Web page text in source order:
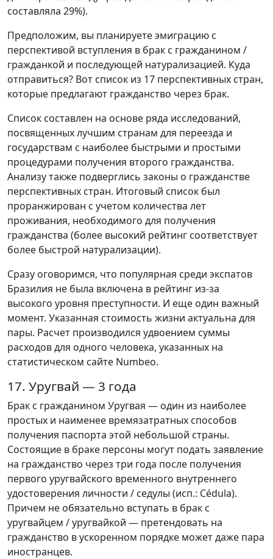
составляла 29%).
Предположим, вы планируете эмиграцию с
перспективой вступления в брак с гражданином /
гражданкой и последующей натурализацией. Куда
отправиться? Вот список из 17 перспективных стран,
которые предлагают гражданство через брак.
Список составлен на основе ряда исследований,
посвященных лучшим странам для переезда и
государствам с наиболее быстрыми и простыми
процедурами получения второго гражданства.
Анализу также подверглись законы о гражданстве
перспективных стран. Итоговый список был
проранжирован с учетом количества лет
проживания, необходимого для получения
гражданства (более высокий рейтинг соответствует
более быстрой натурализации).
Сразу оговоримся, что популярная среди экспатов
Бразилия не была включена в рейтинг из-за
высокого уровня преступности. И еще один важный
момент. Указанная стоимость жизни актуальна для
пары. Расчет производился удвоением суммы
расходов для одного человека, указанных на
статистическом сайте Numbeo.
17. Уругвай — 3 года
Брак с гражданином Уругвая — один из наиболее
простых и наименее времязатратных способов
получения паспорта этой небольшой страны.
Состоящие в браке персоны могут подать заявление
на гражданство через три года после получения
первого уругвайского временного внутреннего
удостоверения личности / седулы (исп.: Cédula).
Причем не обязательно вступать в брак с
уругвайцем / уругвайкой — претендовать на
гражданство в ускоренном порядке может даже пара
иностранцев.